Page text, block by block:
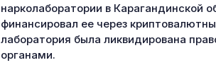
нарколаборатории в Карагандинской
финансировал ее через
лаборатория была ликвидирована
органами.